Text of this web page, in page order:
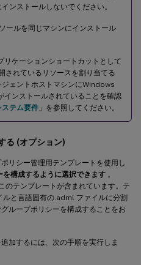
ンストールしないでください。
ールを同じマシンにインストール
リケーションショートカットとして
れているリソースを割り当てる
ェントホストマシンにWindows
ンストールされていることを確認
ステム要件 」を参照してください。
る (オプション)
リシー管理用テンプレートを使用し
構成するように選択できます 。
のテンプレートが含まれています。テ
と言語固有の.adml ファイルに分割
ループポリシーを構成することをお
加するには、次の手順を実行しま